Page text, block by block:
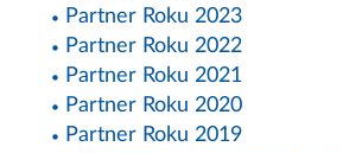
Partner Roku 2023
Partner Roku 2022
Partner Roku 2021
Partner Roku 2020
Partner Roku 2019